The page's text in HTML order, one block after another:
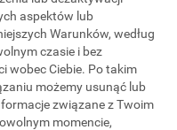
aspektów lub
Warunków, według
czasie i bez
wobec Ciebie. Po takim
możemy usunąć lub
związane z Twoim
momencie,